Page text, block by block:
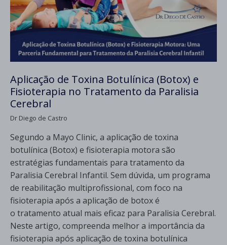
Aplicação de Toxina Botulínica (Botox) e
Fisioterapia no Tratamento da Paralisia
Cerebral
Dr Diego de Castro
Segundo a Mayo Clinic, a aplicação de toxina
botulínica (Botox) e fisioterapia motora são
estratégias fundamentais para tratamento da
Paralisia Cerebral Infantil. Sem dúvida, um programa
de reabilitação multiprofissional, com foco na
fisioterapia após a aplicação de botox é
o tratamento atual mais eficaz para Paralisia Cerebral.
Neste artigo, compreenda melhor a importância da
fisioterapia após aplicação de toxina botulínica